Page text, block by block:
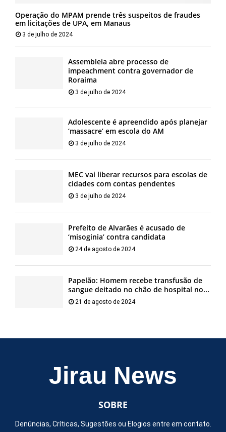
Operação do MPAM prende três suspeitos de fraudes
em licitações de UPA, em Manaus
3 de julho de 2024
Assembleia abre processo de
impeachment contra governador de
Roraima
3 de julho de 2024
Adolescente é apreendido após planejar
‘massacre’ em escola do AM
3 de julho de 2024
MEC vai liberar recursos para escolas de
cidades com contas pendentes
3 de julho de 2024
Prefeito de Alvarães é acusado de
‘misoginia’ contra candidata
24 de agosto de 2024
Papelão: Homem recebe transfusão de
sangue deitado no chão de hospital no...
21 de agosto de 2024
Jirau News
SOBRE
Denúncias, Críticas, Sugestões ou Elogios entre em contato.